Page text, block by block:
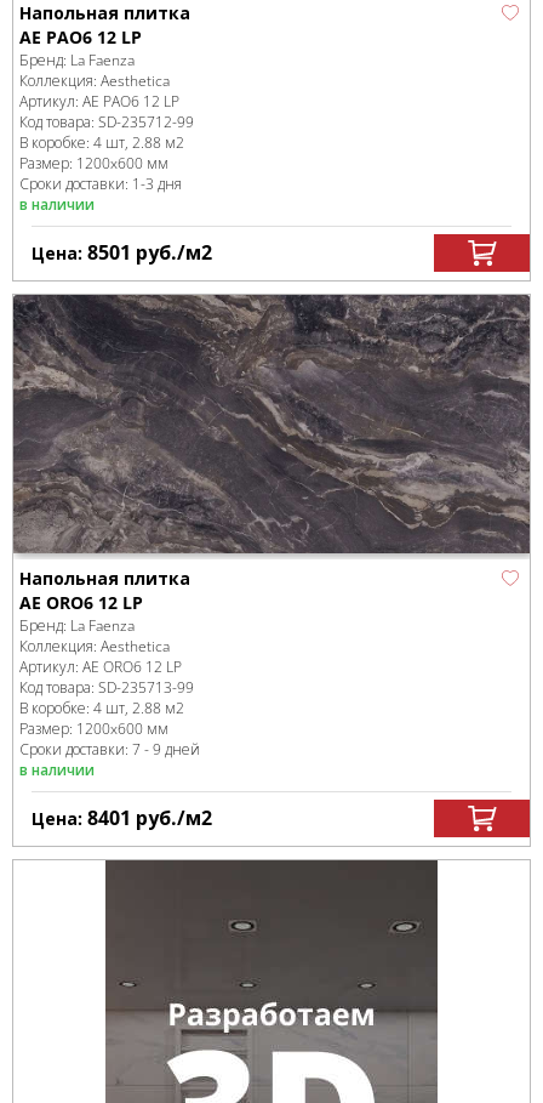
Напольная плитка
AE PAO6 12 LP
Бренд: La Faenza
Коллекция: Aesthetica
Артикул: AE PAO6 12 LP
Код товара: SD-235712-99
В коробке: 4 шт, 2.88 м2
Размер: 1200x600 мм
Сроки доставки: 1-3 дня
в наличии
Цена: 8501 руб./м2
Напольная плитка
AE ORO6 12 LP
Бренд: La Faenza
Коллекция: Aesthetica
Артикул: AE ORO6 12 LP
Код товара: SD-235713-99
В коробке: 4 шт, 2.88 м2
Размер: 1200x600 мм
Сроки доставки: 7 - 9 дней
в наличии
Цена: 8401 руб./м2